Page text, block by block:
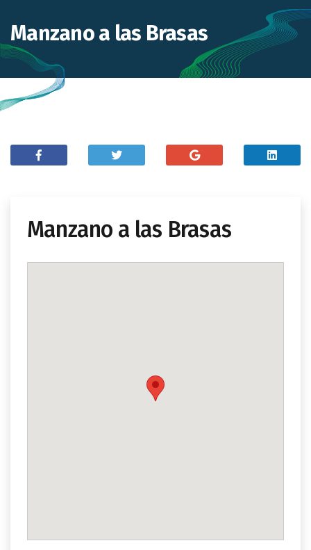
Manzano a las Brasas
Manzano a las Brasas